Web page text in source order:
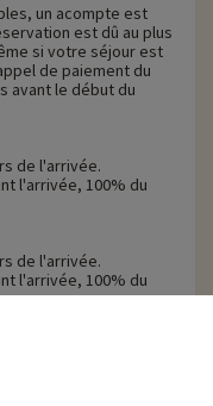
un acompte est
est dû au plus
si votre séjour est
de paiement du
avant le début du
de l'arrivée.
l'arrivée, 100% du
de l'arrivée.
l'arrivée, 100% du
l'arrivée.
100% du